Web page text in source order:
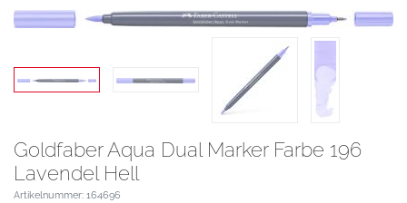
Goldfaber Aqua Dual Marker Farbe 196
Lavendel Hell
Artikelnummer: 164696